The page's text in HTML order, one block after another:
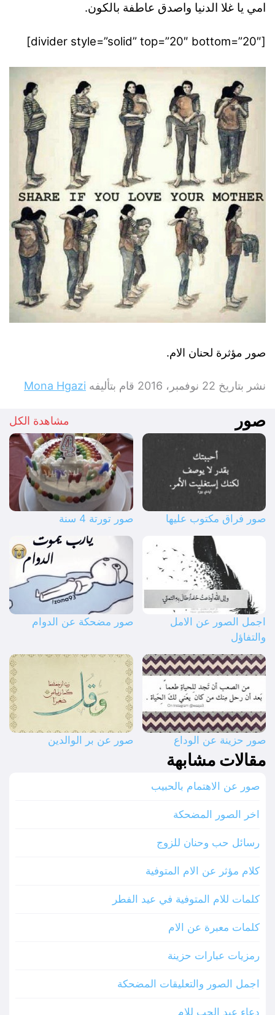
امي يا غلا الدنيا واصدق عاطفة بالكون.
[divider style=”solid” top=”20″ bottom=”20″]
صور مؤثرة لحنان الام.
نشر بتاريخ 22 نوفمبر، 2016 قام بتأليفه Mona Hgazi
صور مشاهدة الكل
صور فراق مكتوب عليها صور تورتة 4 سنة
اجمل الصور عن الامل
والتفاؤل
صور مضحكة عن الدوام
صور حزينة عن الوداع صور عن بر الوالدين
مقالات مشابهة
صور عن الاهتمام بالحبيب
اخر الصور المضحكة
رسائل حب وحنان للزوج
كلام مؤثر عن الام المتوفية
كلمات للام المتوفية في عيد الفطر
كلمات معبرة عن الام
رمزيات عبارات حزينة
اجمل الصور والتعليقات المضحكة
دعاء عيد الحب للام